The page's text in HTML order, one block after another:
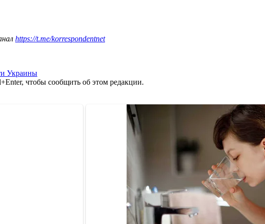
https://t.me/korrespondentnet
Украины
чтобы сообщить об этом редакции.